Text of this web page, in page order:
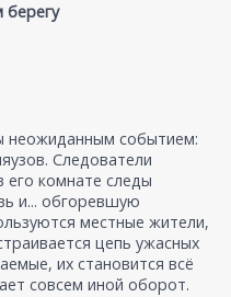
неожиданным событием:
Следователи
комнате следы
и... обгоревшую
местные жители,
цепь ужасных
их становится всё
совсем иной оборот.